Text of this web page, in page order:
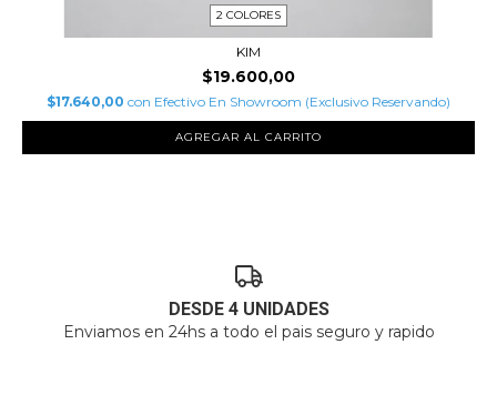
2 COLORES
KIM
$19.600,00
$17.640,00 con Efectivo En Showroom (Exclusivo Reservando)
AGREGAR AL CARRITO
DESDE 4 UNIDADES
Enviamos en 24hs a todo el pais seguro y rapido